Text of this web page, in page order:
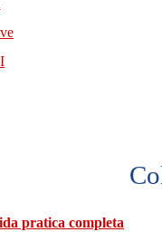
pratica completa